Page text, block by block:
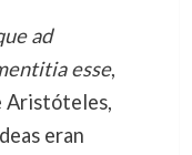
ad
esse,
Aristóteles,
eran